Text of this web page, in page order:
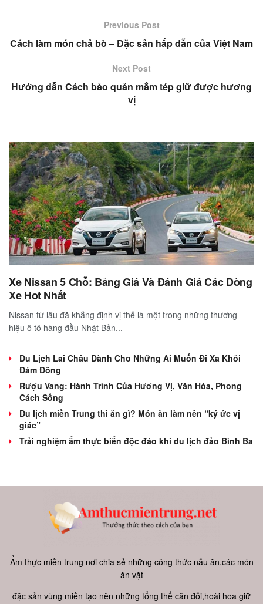
Previous Post
Cách làm món chả bò – Đặc sản hấp dẫn của Việt Nam
Next Post
Hướng dẫn Cách bảo quản mắm tép giữ được hương
vị
Xe Nissan 5 Chỗ: Bảng Giá Và Đánh Giá Các Dòng
Xe Hot Nhất
Nissan từ lâu đã khẳng định vị thế là một trong những thương
hiệu ô tô hàng đầu Nhật Bản...
Du Lịch Lai Châu Dành Cho Những Ai Muốn Đi Xa Khỏi
Đám Đông
Rượu Vang: Hành Trình Của Hương Vị, Văn Hóa, Phong
Cách Sống
Du lịch miền Trung thì ăn gì? Món ăn làm nên “ký ức vị
giác”
Trải nghiệm ẩm thực biển độc đáo khi du lịch đảo Bình Ba
Ẩm thực miền trung nơi chia sẻ những công thức nấu ăn,các món
ăn vặt
đặc sản vùng miền tạo nên những tổng thể cân đối,hoài hoa giữ